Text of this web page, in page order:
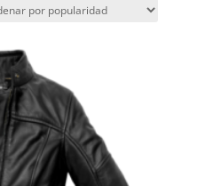
popularidad